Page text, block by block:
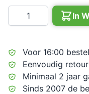
Aantal
In
Voor 16:00
Eenvoudig
Minimaal 2 jaar
Sinds 2007 de